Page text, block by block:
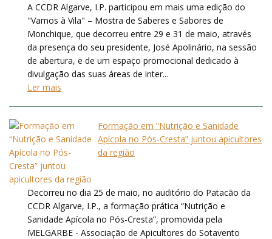
A CCDR Algarve, I.P. participou em mais uma edição do
"Vamos à Vila" – Mostra de Saberes e Sabores de
Monchique, que decorreu entre 29 e 31 de maio, através
da presença do seu presidente, José Apolinário, na sessão
de abertura, e de um espaço promocional dedicado à
divulgação das suas áreas de inter...
Ler mais
Formação em “Nutrição e Sanidade
Apícola no Pós-Cresta” juntou apicultores
da região
Decorreu no dia 25 de maio, no auditório do Patacão da
CCDR Algarve, I.P., a formação prática “Nutrição e
Sanidade Apícola no Pós-Cresta”, promovida pela
MELGARBE - Associação de Apicultores do Sotavento